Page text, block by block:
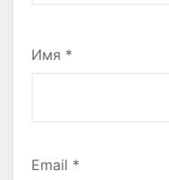
Имя *
Email *